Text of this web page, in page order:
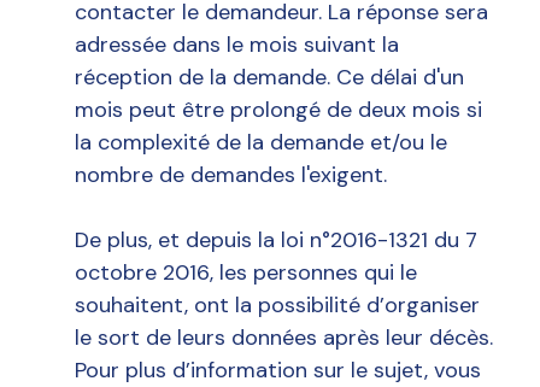
contacter le demandeur. La réponse sera
adressée dans le mois suivant la
réception de la demande. Ce délai d'un
mois peut être prolongé de deux mois si
la complexité de la demande et/ou le
nombre de demandes l'exigent.
De plus, et depuis la loi n°2016-1321 du 7
octobre 2016, les personnes qui le
souhaitent, ont la possibilité d’organiser
le sort de leurs données après leur décès.
Pour plus d’information sur le sujet, vous